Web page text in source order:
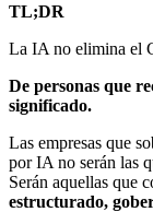
TL;DR
La IA no elimina el
De personas que
significado.
Las empresas que
por IA no serán las
Serán aquellas que
estructurado,